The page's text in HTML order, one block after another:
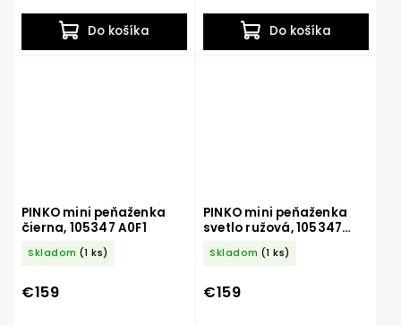
Do košíka Do košíka
PINKO mini peňaženka
čierna, 105347 A0F1
Skladom (1 ks)
€159
PINKO mini peňaženka
svetlo ružová, 105347
Skladom (1 ks)
€159